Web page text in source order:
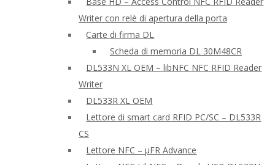
Writer con relè di apertura della porta
Carte di firma DL
Scheda di memoria DL 30M48CR
DL533N XL OEM – libNFC NFC RFID Reader
Writer
DL533R XL OEM
Lettore di smart card RFID PC/SC – DL533R
CS
Lettore NFC – μFR Advance